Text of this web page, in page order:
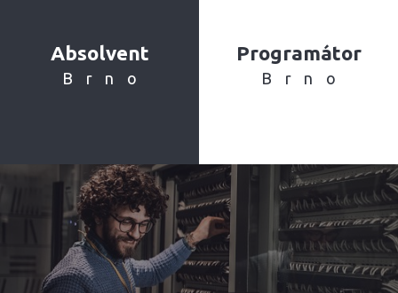
Absolvent
Brno
Programátor
Brno